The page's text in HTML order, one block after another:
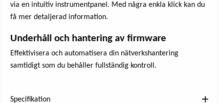
via en intuitiv instrumentpanel. Med några enkla klick kan du
få mer detaljerad information.
Underhåll och hantering av firmware
Effektivisera och automatisera din nätverkshantering
samtidigt som du behåller fullständig kontroll.
Specifikation